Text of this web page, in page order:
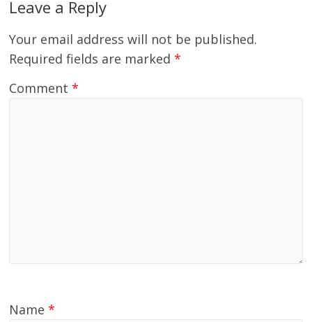
Leave a Reply
Your email address will not be published.
Required fields are marked*
Comment*
Name*